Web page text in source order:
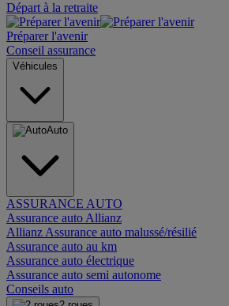
Départ à la retraite
Préparer l'avenir
Conseil assurance
Véhicules
Auto
ASSURANCE AUTO
Assurance auto Allianz
Allianz Assurance auto malussé/résilié
Assurance auto au km
Assurance auto électrique
Assurance auto semi autonome
Conseils auto